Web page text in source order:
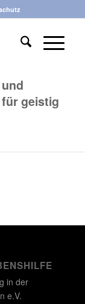
geistig
in der
e.V.